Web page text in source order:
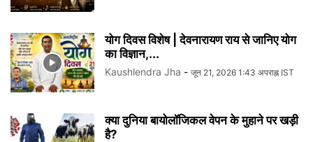
योग दिवस विशेष | देवनारायण राय से जानिए योग
का विज्ञान,...
Kaushlendra Jha - जून 21, 2026 1:43 अपराह्न IST
क्या दुनिया बायोलॉजिकल वेपन के मुहाने पर खड़ी
है?